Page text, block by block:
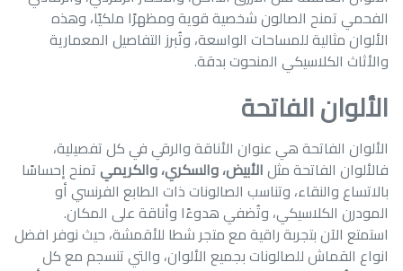
الفحمي تمنح الصالون شخصية قوية ومظهرًا ملكيًا، وهذه
الألوان مثالية للمساحات الواسعة، وتُبرز التفاصيل المعمارية
والأثاث الكلاسيكي المنحوت بدقة.
الألوان الفاتحة
الألوان الفاتحة هي عنوان الأناقة والرقي في كل تفصيلية،
فالألوان الفاتحة مثلالأبيض، والسكري، والكريميتمنح إحساسًا
بالاتساع والنقاء، وتناسب الصالونات ذات الطابع الفرنسي أو
المودرن الكلاسيكي، وتُضفي هدوءًا وأناقة على المكان.
استمتع الآن بتجربة راقية مع متجر شطا للأقمشة، حيث نوفر افضل
انواع القماش للصالونات بجميع الألوان، والتي تنسجم مع كل